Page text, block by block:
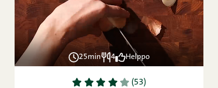
25min 4 Helppo
1 2 3 4 5 (53)